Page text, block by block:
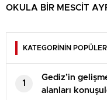
OKULA BİR MESCİT
KATEGORİNİN
1
Gediz’in
alanları